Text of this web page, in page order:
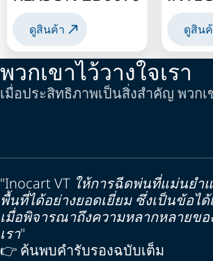
ดูสินค้า ดูสิน
พวกเขาไว้วางใจเรา
เมื่อประสิทธิภาพเป็นสิ่งสำคัญ พวกเ
"Inocart VT ให้การฉีดพ่นที่แม่นยำ
พื้นที่ได้อย่างยอดเยี่ยม ซึ่งเป็นข้อไ
เมื่อพิจารณาถึงความหลากหลายข
เรา"
👉 ค้นพบคำรับรองฉบับเต็ม